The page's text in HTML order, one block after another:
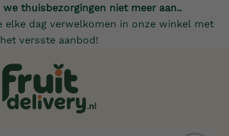
we thuisbezorgingen niet meer aan..
elke dag verwelkomen in onze winkel met
het versste aanbod!